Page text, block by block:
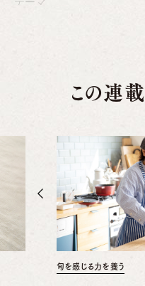
この連
旬を感じる力を養う